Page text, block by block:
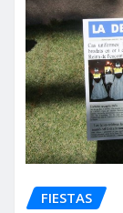
FIESTAS